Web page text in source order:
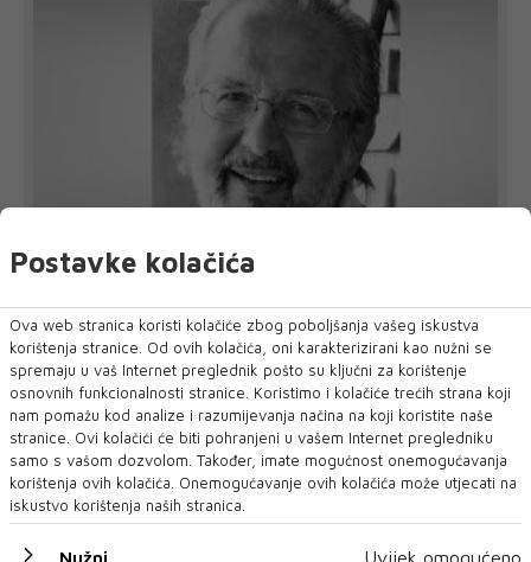
Sead Mulahasanović
oliklinika Arbor Vitae Dr. Sarić oprostila se od prim. dr. Seada
Mulahasanovića, ugledno...
Postavke kolačića
Ova web stranica koristi kolačiće zbog poboljšanja vašeg iskustva
korištenja stranice. Od ovih kolačića, oni karakterizirani kao nužni se
spremaju u vaš Internet preglednik pošto su ključni za korištenje
osnovnih funkcionalnosti stranice. Koristimo i kolačiće trećih strana koji
nam pomažu kod analize i razumijevanja načina na koji koristite naše
stranice. Ovi kolačići će biti pohranjeni u vašem Internet pregledniku
samo s vašom dozvolom. Također, imate mogućnost onemogućavanja
korištenja ovih kolačića. Onemogućavanje ovih kolačića može utjecati na
iskustvo korištenja naših stranica.
Nužni Uvijek omogućeno